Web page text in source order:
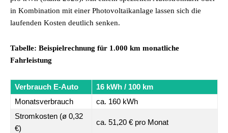
in Kombination mit einer Photovoltaikanlage lassen sich die
laufenden Kosten deutlich senken.
Tabelle: Beispielrechnung für 1.000 km monatliche
Fahrleistung
Verbrauch E-Auto
16 kWh / 100 km
Monatsverbrauch
ca. 160 kWh
Stromkosten (ø 0,32
€)
ca. 51,20 € pro Monat